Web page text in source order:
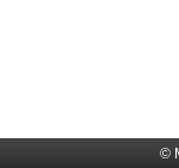
©